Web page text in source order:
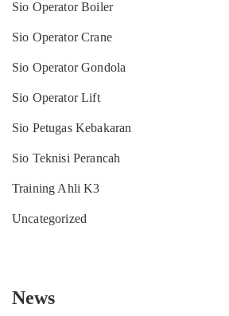
Sio Operator Boiler
Sio Operator Crane
Sio Operator Gondola
Sio Operator Lift
Sio Petugas Kebakaran
Sio Teknisi Perancah
Training Ahli K3
Uncategorized
News